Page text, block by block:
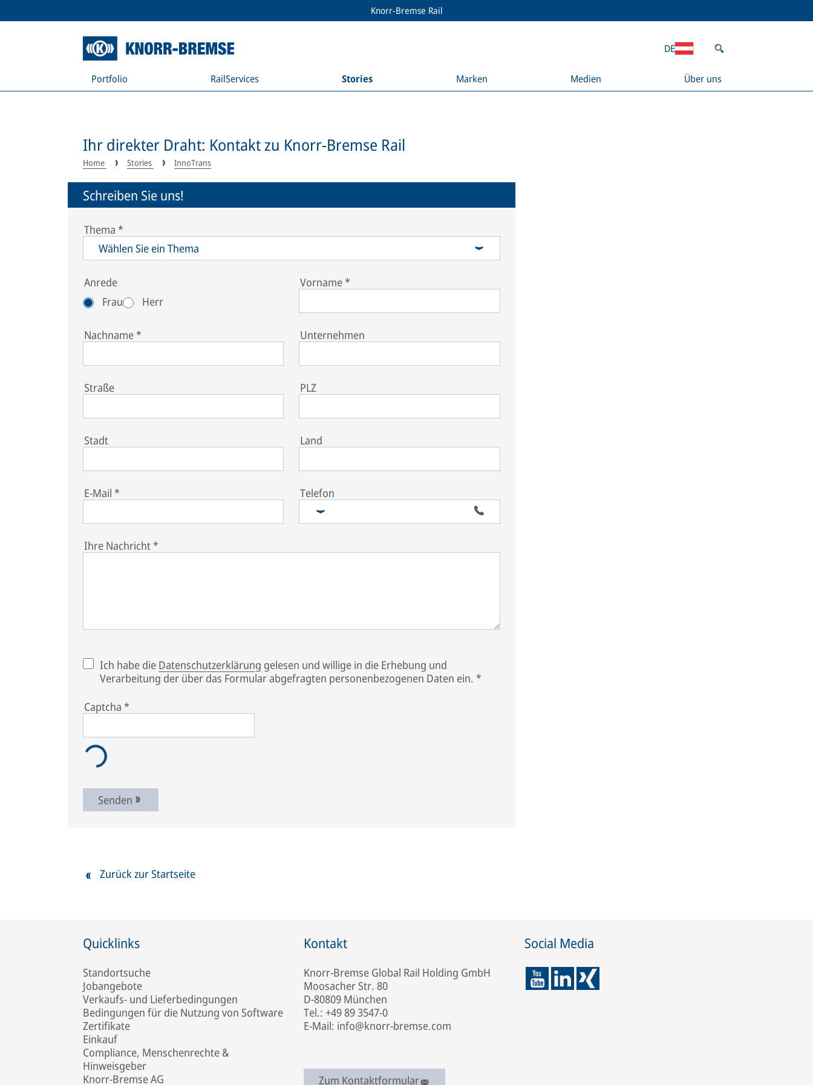
Knorr-Bremse Rail
Portfolio RailServices Stories Marken Medien Über uns
DE
Ihr direkter Draht: Kontakt zu Knorr-Bremse Rail
Home Stories InnoTrans
Schreiben Sie uns!
Thema *
Wählen Sie ein Thema
Anrede
Frau
Herr
Vorname*
Nachname* Unternehmen
Straße PLZ
Stadt Land
E-Mail * Telefon
Ihre Nachricht*
Ich habe die Datenschutzerklärung gelesen und willige in die Erhebung und
Verarbeitung der über das Formular abgefragten personenbezogenen Daten ein. *
Captcha *
Senden
Zurück zur Startseite
Quicklinks
Standortsuche
Jobangebote
Verkaufs- und Lieferbedingungen
Bedingungen für die Nutzung von Software
Zertifikate
Einkauf
Compliance, Menschenrechte &
Hinweisgeber
Knorr-Bremse AG
Kontakt
Knorr-Bremse Global Rail Holding GmbH
Moosacher Str. 80
D-80809 München
Tel.: +49 89 3547-0
E-Mail: info@knorr-bremse.com
Zum Kontaktformular
Social Media